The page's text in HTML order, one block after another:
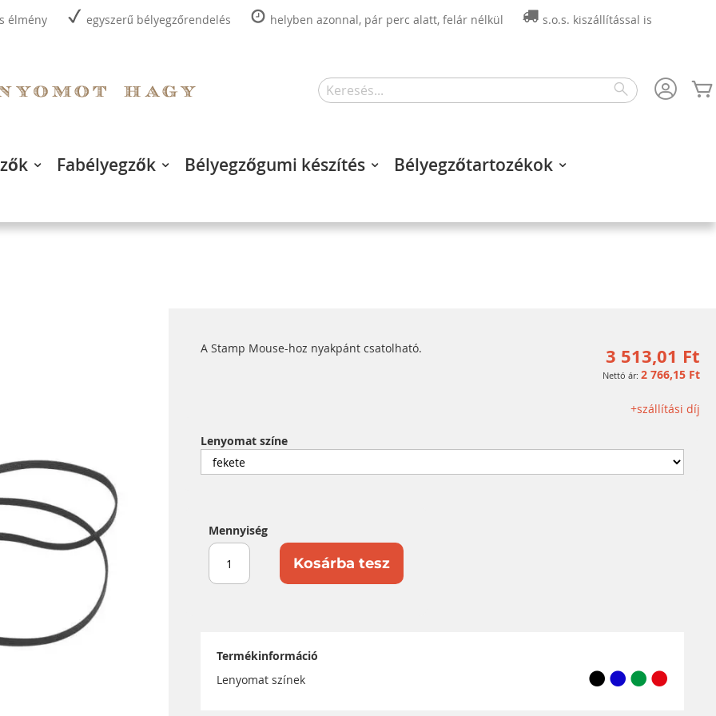
élmény egyszerű bélyegzőrendelés helyben azonnal, pár perc alatt, felár nélkül
s.o.s. kiszállítással is
Search
Fabélyegzők Bélyegzőgumi készítés
Bélyegzőtartozékok
3 513,01 Ft
2 766,15 Ft
+szállítási díj
A Stamp Mouse-hoz nyakpánt csatolható.
Lenyomat színe
Mennyiség
Kosárba tesz
Termékinformáció
Lenyomat színek